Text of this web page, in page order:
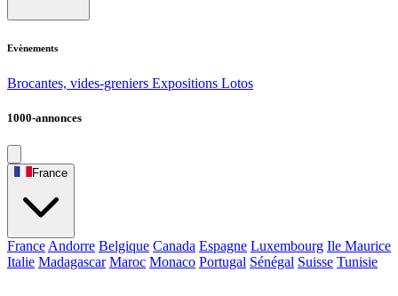
Evènements
Brocantes, vides-greniers Expositions Lotos
1000-annonces
France
France Andorre Belgique Canada Espagne Luxembourg Ile Maurice
Italie Madagascar Maroc Monaco Portugal Sénégal Suisse Tunisie